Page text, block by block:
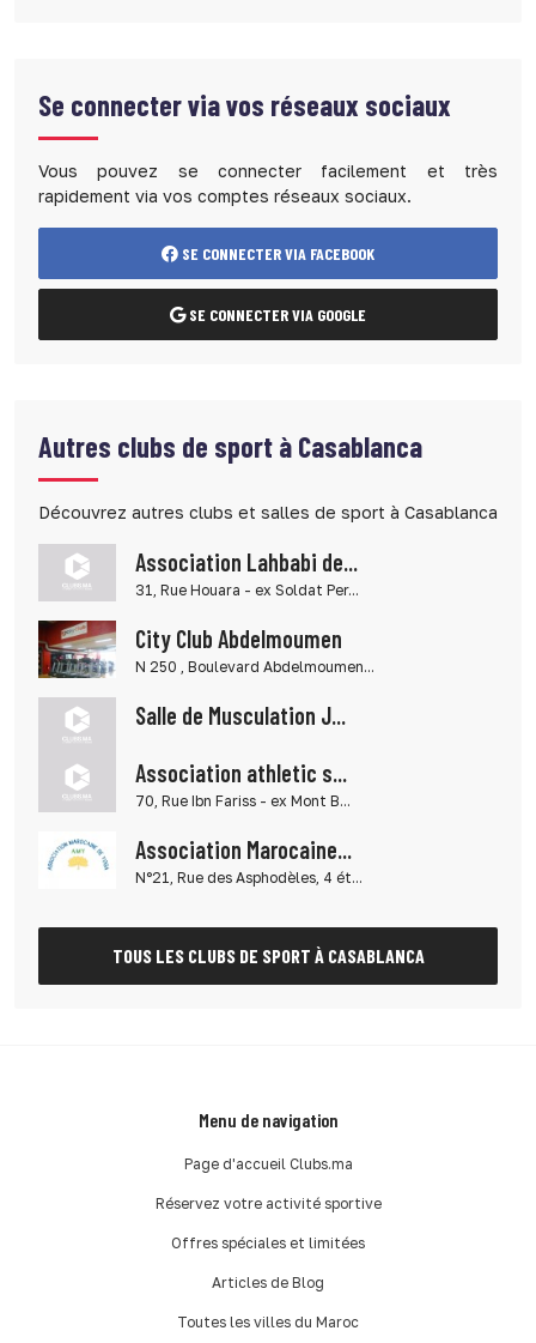
Se connecter via vos réseaux sociaux
Vous pouvez se connecter facilement et très
rapidement via vos comptes réseaux sociaux.
SE CONNECTER VIA FACEBOOK
SE CONNECTER VIA GOOGLE
Autres clubs de sport à Casablanca
Découvrez autres clubs et salles de sport à Casablanca
Association Lahbabi de...
31, Rue Houara - ex Soldat Per...
City Club Abdelmoumen
N 250 , Boulevard Abdelmoumen...
Salle de Musculation J...
Association athletic s...
70, Rue Ibn Fariss - ex Mont B...
Association Marocaine...
N°21, Rue des Asphodèles, 4 ét...
TOUS LES CLUBS DE SPORT À CASABLANCA
Menu de navigation
Page d'accueil Clubs.ma
Réservez votre activité sportive
Offres spéciales et limitées
Articles de Blog
Toutes les villes du Maroc